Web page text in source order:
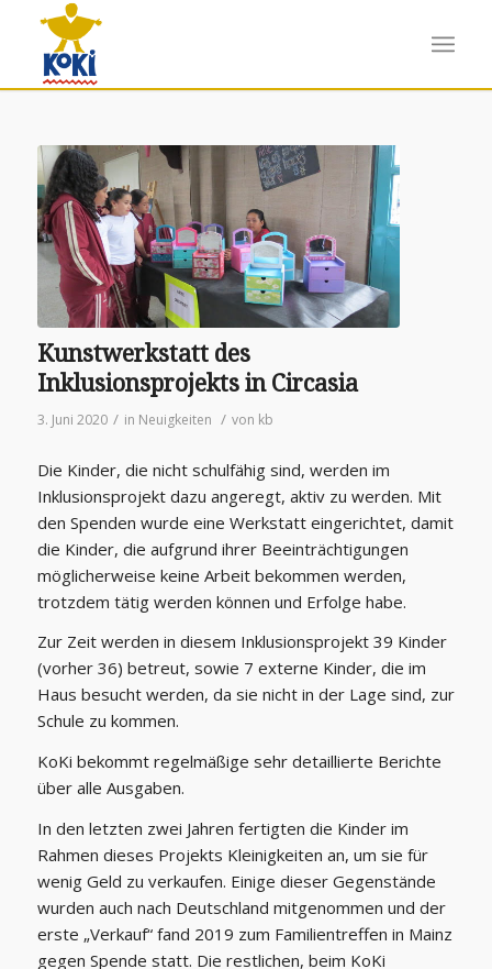
Kunstwerkstatt des
Inklusionsprojekts in Circasia
3. Juni 2020 / in Neuigkeiten / von kb
Die Kinder, die nicht schulfähig sind, werden im
Inklusionsprojekt dazu angeregt, aktiv zu werden. Mit
den Spenden wurde eine Werkstatt eingerichtet, damit
die Kinder, die aufgrund ihrer Beeinträchtigungen
möglicherweise keine Arbeit bekommen werden,
trotzdem tätig werden können und Erfolge habe.
Zur Zeit werden in diesem Inklusionsprojekt 39 Kinder
(vorher 36) betreut, sowie 7 externe Kinder, die im
Haus besucht werden, da sie nicht in der Lage sind, zur
Schule zu kommen.
KoKi bekommt regelmäßige sehr detaillierte Berichte
über alle Ausgaben.
In den letzten zwei Jahren fertigten die Kinder im
Rahmen dieses Projekts Kleinigkeiten an, um sie für
wenig Geld zu verkaufen. Einige dieser Gegenstände
wurden auch nach Deutschland mitgenommen und der
erste „Verkauf“ fand 2019 zum Familientreffen in Mainz
gegen Spende statt. Die restlichen, beim KoKi